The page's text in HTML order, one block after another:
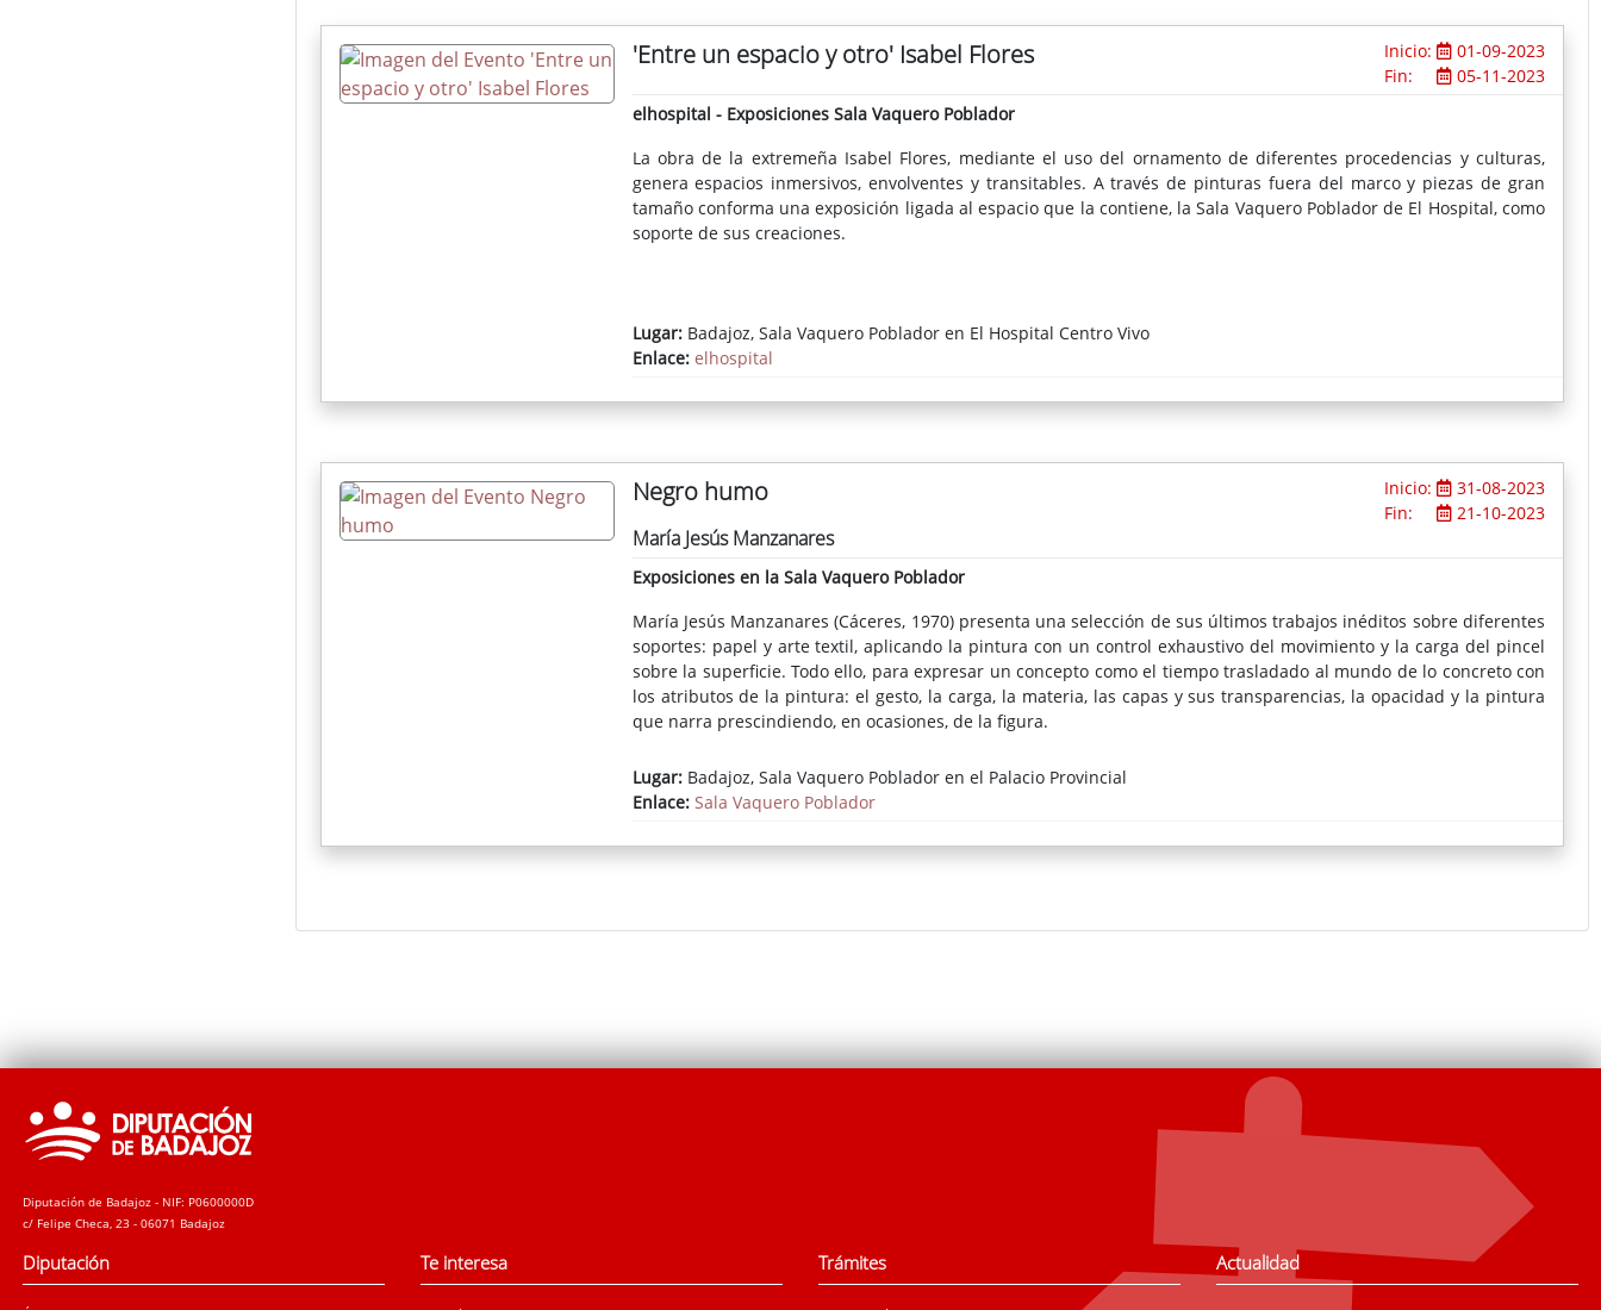
'Entre un espacio y otro' Isabel Flores Inicio:
01-09-2023
Fin:
05-11-2023
elhospital - Exposiciones Sala Vaquero Poblador
La obra de la extremeña Isabel Flores, mediante el uso del ornamento de diferentes procedencias y culturas,
genera espacios inmersivos, envolventes y transitables. A través de pinturas fuera del marco y piezas de gran
tamaño conforma una exposición ligada al espacio que la contiene, la Sala Vaquero Poblador de El Hospital, como
soporte de sus creaciones.
Lugar:Badajoz, Sala Vaquero Poblador en El Hospital Centro Vivo
Enlace: elhospital
Negro humo Inicio:
31-08-2023
Fin:
21-10-2023
María Jesús Manzanares
Exposiciones en la Sala Vaquero Poblador
María Jesús Manzanares (Cáceres, 1970) presenta una selección de sus últimos trabajos inéditos sobre diferentes
soportes: papel y arte textil, aplicando la pintura con un control exhaustivo del movimiento y la carga del pincel
sobre la superficie. Todo ello, para expresar un concepto como el tiempo trasladado al mundo de lo concreto con
los atributos de la pintura: el gesto, la carga, la materia, las capas y sus transparencias, la opacidad y la pintura
que narra prescindiendo, en ocasiones, de la figura.
Lugar:Badajoz, Sala Vaquero Poblador en el Palacio Provincial
Enlace: Sala Vaquero Poblador
Diputación de Badajoz - NIF: P0600000D
c/ Felipe Checa, 23 - 06071 Badajoz
Diputación Te interesa Trámites Actualidad